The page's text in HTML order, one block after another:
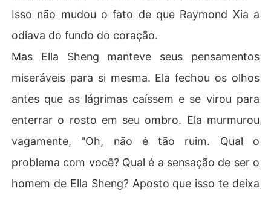
Isso não mudou o fato de que Raymond Xia a
odiava do fundo do coração.
Mas Ella Sheng manteve seus pensamentos
miseráveis para si mesma. Ela fechou os olhos
antes que as lágrimas caíssem e se virou para
enterrar o rosto em seu ombro. Ela murmurou
vagamente, "Oh, não é tão ruim. Qual o
problema com você? Qual é a sensação de ser o
homem de Ella Sheng? Aposto que isso te deixa